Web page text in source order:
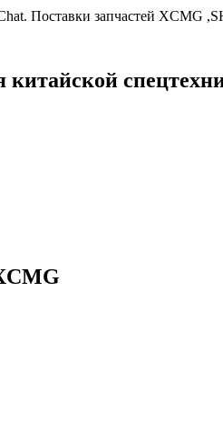
Поставки запчастей
китайской